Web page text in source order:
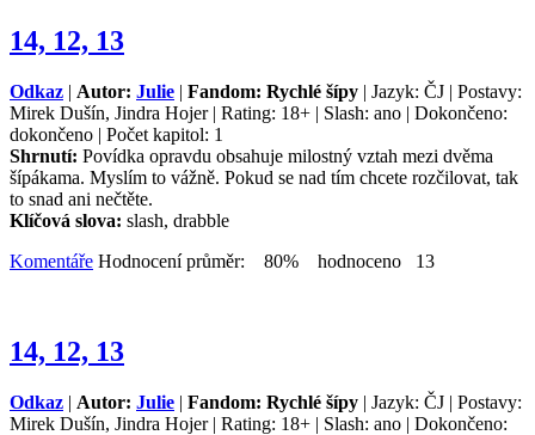
14, 12, 13
Odkaz | Autor: Julie | Fandom: Rychlé šípy | Jazyk: ČJ | Postavy:
Mirek Dušín, Jindra Hojer | Rating: 18+ | Slash: ano | Dokončeno:
dokončeno | Počet kapitol: 1
Shrnutí: Povídka opravdu obsahuje milostný vztah mezi dvěma
šípákama. Myslím to vážně. Pokud se nad tím chcete rozčilovat, tak
to snad ani nečtěte.
Klíčová slova: slash, drabble
Komentáře Hodnocení průměr: 80% hodnoceno 13
14, 12, 13
Odkaz | Autor: Julie | Fandom: Rychlé šípy | Jazyk: ČJ | Postavy:
Mirek Dušín, Jindra Hojer | Rating: 18+ | Slash: ano | Dokončeno: